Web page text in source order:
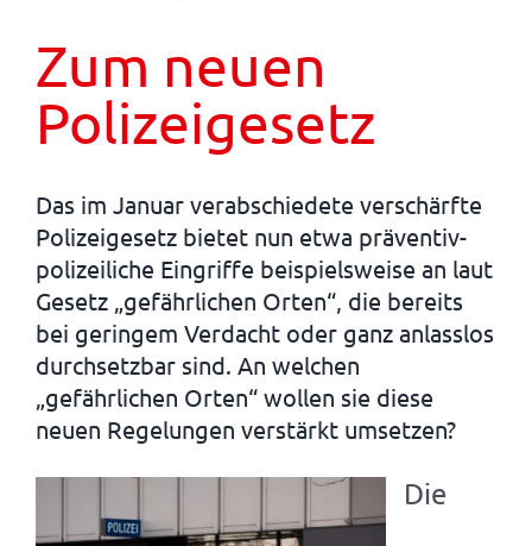
Zum neuen
Polizeigesetz
Das im Januar verabschiedete verschärfte
Polizeigesetz bietet nun etwa präventiv-
polizeiliche Eingriffe beispielsweise an laut
Gesetz „gefährlichen Orten“, die bereits
bei geringem Verdacht oder ganz anlasslos
durchsetzbar sind. An welchen
„gefährlichen Orten“ wollen sie diese
neuen Regelungen verstärkt umsetzen?
Die